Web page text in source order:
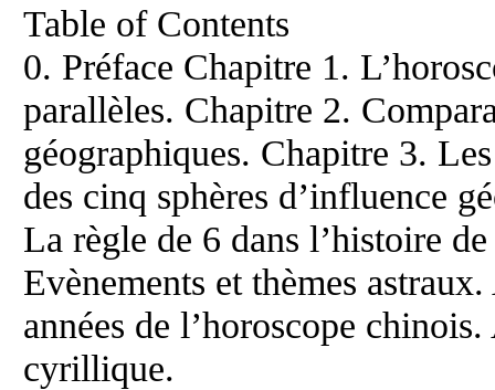
Table of Contents
0. Préface Chapitre 1.
parallèles. Chapitre 2.
géographiques. Chapitre 3.
des cinq sphères d’influence
La règle de 6 dans l’histoire
Evènements et thèmes
années de l’horoscope
cyrillique.